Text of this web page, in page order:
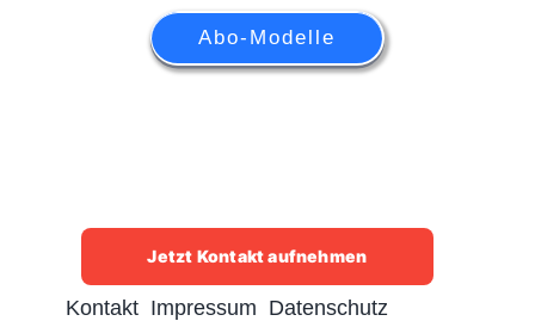
Abo-Modelle
Kontakt Impressum Datenschutz
Jetzt Kontakt aufnehmen